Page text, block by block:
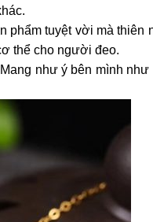
tuyệt vời mà
thể cho người đeo.
như ý bên mình